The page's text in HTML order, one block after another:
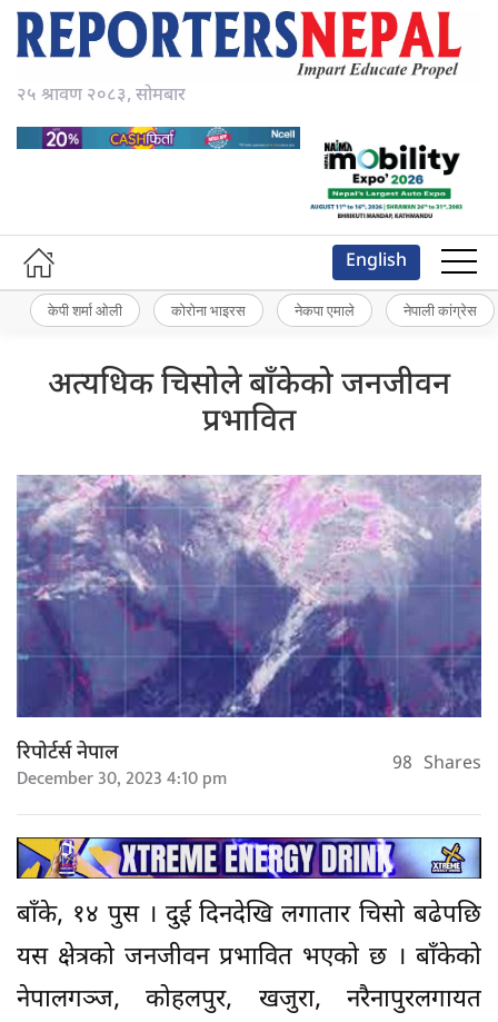
२५ श्रावण २०८३, सोमबार
English
केपी शर्मा ओली कोरोना भाइरस नेकपा एमाले नेपाली कांग्रेस
अत्यधिक चिसोले बाँकेको जनजीवन
प्रभावित
रिपोर्टर्स नेपाल
December 30, 2023 4:10 pm 98 Shares
बाँके, १४ पुस । दुई दिनदेखि लगातार चिसो बढेपछि
यस क्षेत्रको जनजीवन प्रभावित भएको छ । बाँकेको
नेपालगञ्ज, कोहलपुर, खजुरा, नरैनापुरलगायत